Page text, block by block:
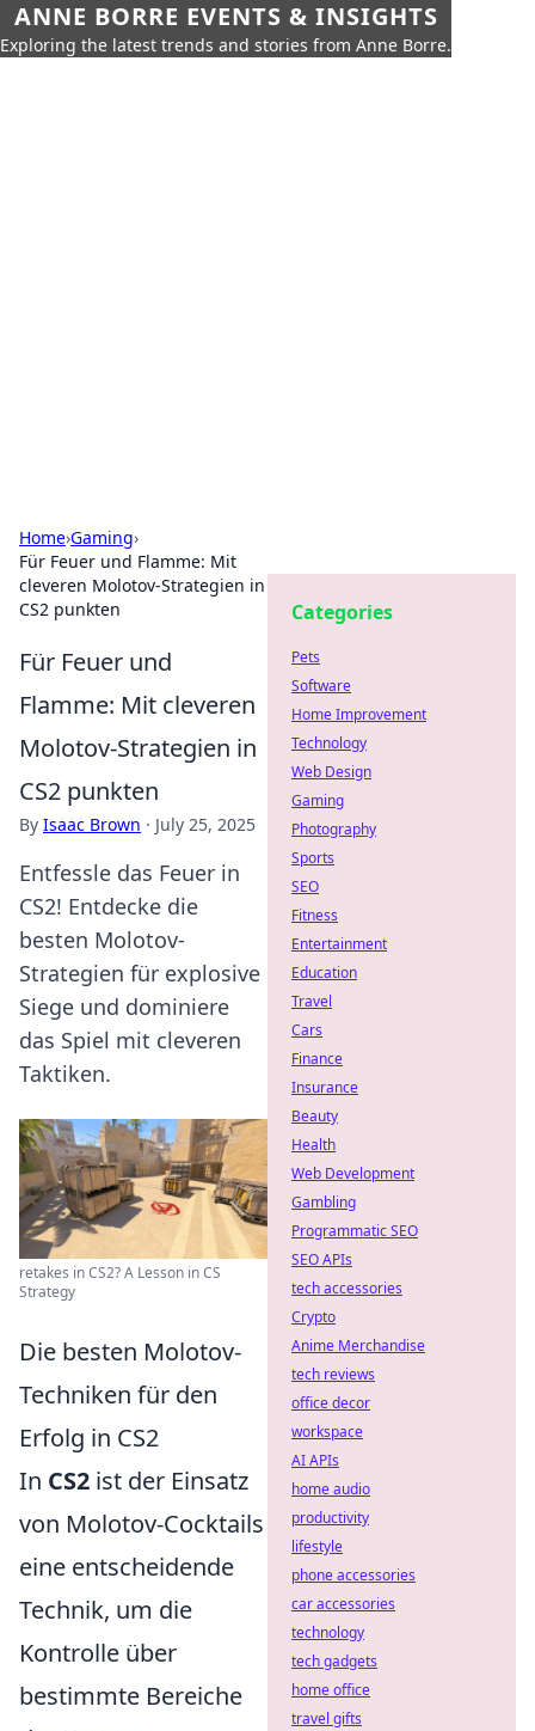
ANNE BORRE EVENTS & INSIGHTS
Exploring the latest trends and stories from Anne Borre.
Home›Gaming›
Für Feuer und Flamme: Mit
cleveren Molotov-Strategien in
CS2 punkten
Für Feuer und
Flamme: Mit cleveren
Molotov-Strategien in
CS2 punkten
By Isaac Brown · July 25, 2025
Entfessle das Feuer in
CS2! Entdecke die
besten Molotov-
Strategien für explosive
Siege und dominiere
das Spiel mit cleveren
Taktiken.
retakes in CS2? A Lesson in CS
Strategy
Die besten Molotov-
Techniken für den
Erfolg in CS2
In CS2 ist der Einsatz
von Molotov-Cocktails
eine entscheidende
Technik, um die
Kontrolle über
bestimmte Bereiche
Categories
Pets
Software
Home Improvement
Technology
Web Design
Gaming
Photography
Sports
SEO
Fitness
Entertainment
Education
Travel
Cars
Finance
Insurance
Beauty
Health
Web Development
Gambling
Programmatic SEO
SEO APIs
tech accessories
Crypto
Anime Merchandise
tech reviews
office decor
workspace
AI APIs
home audio
productivity
lifestyle
phone accessories
car accessories
technology
tech gadgets
home office
travel gifts